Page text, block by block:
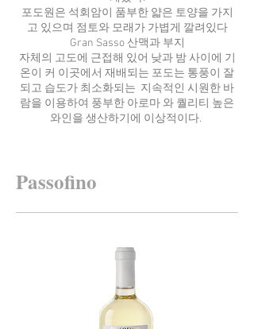
포도원은 석회암이 품부한 얇은 토양을 가지
고 있으며 점토와 모래가 가볍게 깔려있다
Gran Sasso 산맥과 부지
자체의 고도에 근접해 있어 낮과 밤 사이에 기
온이 커 이곳에서 재배되는 포도는 통풍이 잘
되고 습도가 최소화되는 지속적인 시원한 바
람을 이용하여 풍부한 아로마 와 퀄리티 높은
와인을 생산하기에 이상적이다.
Passofino